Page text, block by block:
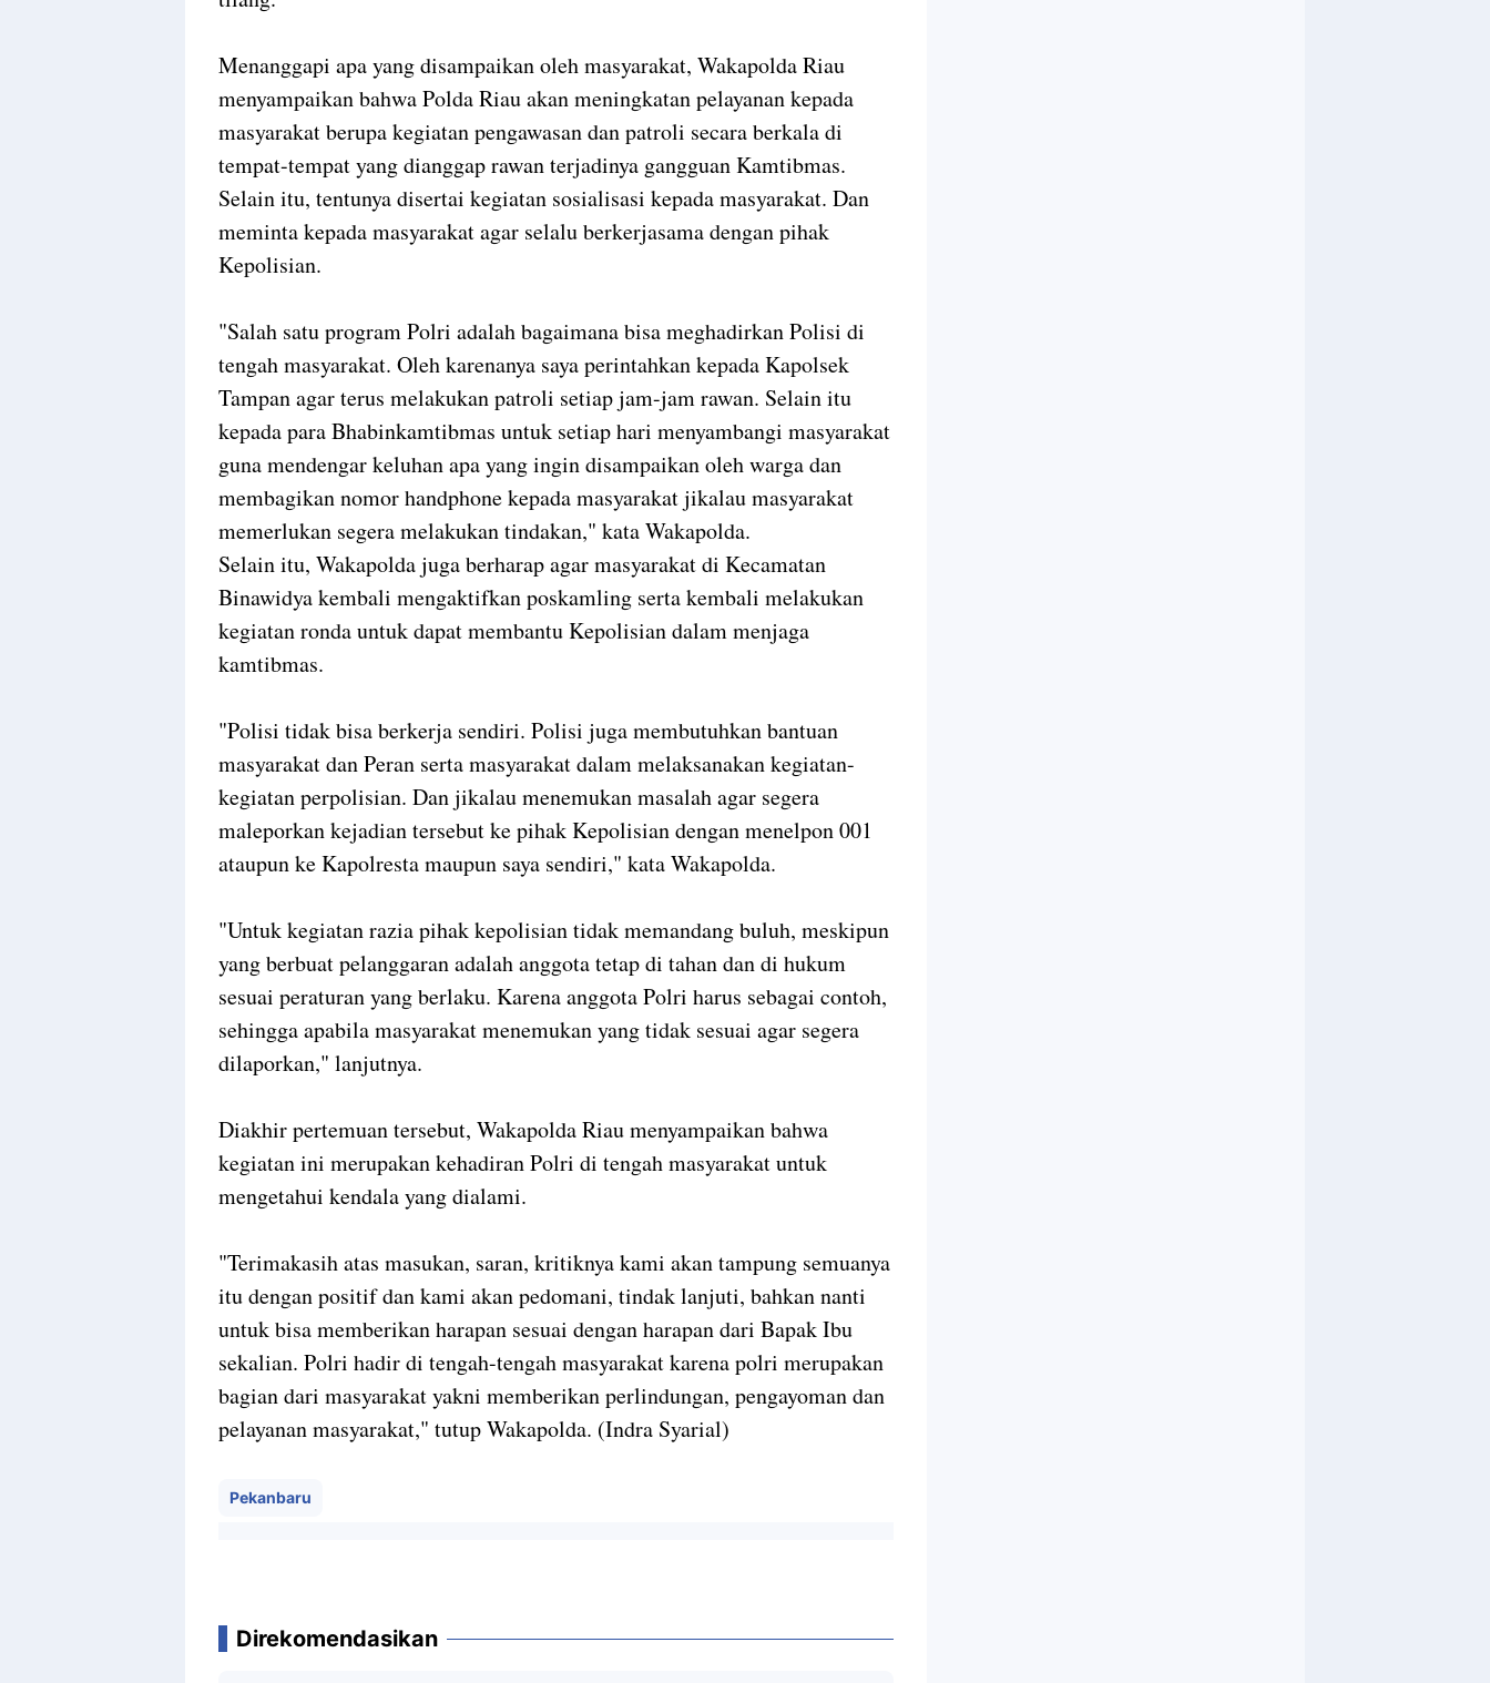
Menanggapi apa yang disampaikan oleh masyarakat, Wakapolda Riau
menyampaikan bahwa Polda Riau akan meningkatan pelayanan kepada
masyarakat berupa kegiatan pengawasan dan patroli secara berkala di
tempat-tempat yang dianggap rawan terjadinya gangguan Kamtibmas.
Selain itu, tentunya disertai kegiatan sosialisasi kepada masyarakat. Dan
meminta kepada masyarakat agar selalu berkerjasama dengan pihak
Kepolisian.
"Salah satu program Polri adalah bagaimana bisa meghadirkan Polisi di
tengah masyarakat. Oleh karenanya saya perintahkan kepada Kapolsek
Tampan agar terus melakukan patroli setiap jam-jam rawan. Selain itu
kepada para Bhabinkamtibmas untuk setiap hari menyambangi masyarakat
guna mendengar keluhan apa yang ingin disampaikan oleh warga dan
membagikan nomor handphone kepada masyarakat jikalau masyarakat
memerlukan segera melakukan tindakan," kata Wakapolda.
Selain itu, Wakapolda juga berharap agar masyarakat di Kecamatan
Binawidya kembali mengaktifkan poskamling serta kembali melakukan
kegiatan ronda untuk dapat membantu Kepolisian dalam menjaga
kamtibmas.
"Polisi tidak bisa berkerja sendiri. Polisi juga membutuhkan bantuan
masyarakat dan Peran serta masyarakat dalam melaksanakan kegiatan-
kegiatan perpolisian. Dan jikalau menemukan masalah agar segera
maleporkan kejadian tersebut ke pihak Kepolisian dengan menelpon 001
ataupun ke Kapolresta maupun saya sendiri," kata Wakapolda.
"Untuk kegiatan razia pihak kepolisian tidak memandang buluh, meskipun
yang berbuat pelanggaran adalah anggota tetap di tahan dan di hukum
sesuai peraturan yang berlaku. Karena anggota Polri harus sebagai contoh,
sehingga apabila masyarakat menemukan yang tidak sesuai agar segera
dilaporkan," lanjutnya.
Diakhir pertemuan tersebut, Wakapolda Riau menyampaikan bahwa
kegiatan ini merupakan kehadiran Polri di tengah masyarakat untuk
mengetahui kendala yang dialami.
"Terimakasih atas masukan, saran, kritiknya kami akan tampung semuanya
itu dengan positif dan kami akan pedomani, tindak lanjuti, bahkan nanti
untuk bisa memberikan harapan sesuai dengan harapan dari Bapak Ibu
sekalian. Polri hadir di tengah-tengah masyarakat karena polri merupakan
bagian dari masyarakat yakni memberikan perlindungan, pengayoman dan
pelayanan masyarakat," tutup Wakapolda. (Indra Syarial)
Pekanbaru
Direkomendasikan